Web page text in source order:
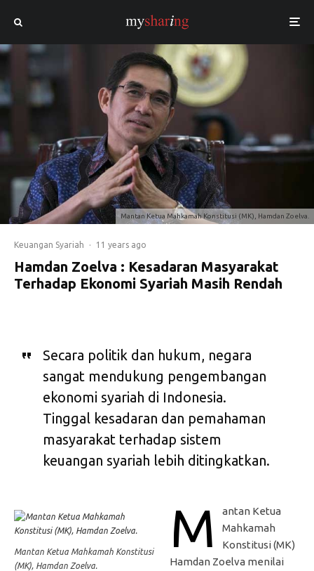
Mantan Ketua Mahkamah Konstitusi (MK), Hamdan Zoelva.
Keuangan Syariah · 11 years ago
Hamdan Zoelva : Kesadaran Masyarakat
Terhadap Ekonomi Syariah Masih Rendah
Secara politik dan hukum, negara
sangat mendukung pengembangan
ekonomi syariah di Indonesia.
Tinggal kesadaran dan pemahaman
masyarakat terhadap sistem
keuangan syariah lebih ditingkatkan.
Mantan Ketua Mahkamah Konstitusi
(MK), Hamdan Zoelva.
M
antan Ketua
Mahkamah
Konstitusi (MK)
Hamdan Zoelva menilai